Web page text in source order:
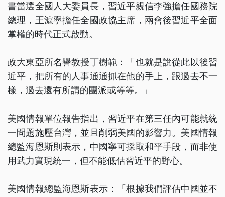
書當選全國人大委員長，習近平親信李強擔任國務院
總理，王滬寧擔任全國政協主席，兩會後習近平全面
掌權的時代正式啟動。
政大東亞所名譽教授丁樹範：「也就是說從此以後習
近平，把所有的人事通通抓在他的手上，跟過去不一
樣，過去還有所謂的團派或等等。」
美國情報單位報告指出，習近平在第三任內可能就統
一問題施壓台灣，並且削弱美國的影響力。美國情報
總監海恩斯則表示，中國寧可採取和平手段，而非使
用武力實現統一，但不能低估習近平的野心。
美國情報總監海恩斯表示：「根據我們評估中國並不